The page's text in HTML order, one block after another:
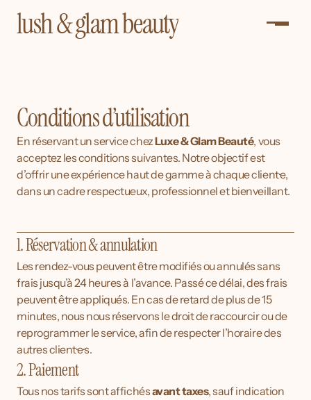
lush & glam beauty
Conditions d’utilisation
En réservant un service chez Luxe & Glam Beauté, vous
acceptez les conditions suivantes. Notre objectif est
d’offrir une expérience haut de gamme à chaque client·e,
dans un cadre respectueux, professionnel et bienveillant.
1. Réservation & annulation
Les rendez-vous peuvent être modifiés ou annulés sans
frais jusqu’à 24 heures à l’avance. Passé ce délai, des frais
peuvent être appliqués. En cas de retard de plus de 15
minutes, nous nous réservons le droit de raccourcir ou de
reprogrammer le service, afin de respecter l’horaire des
autres client·e·s.
2. Paiement
Tous nos tarifs sont affichés avant taxes, sauf indication